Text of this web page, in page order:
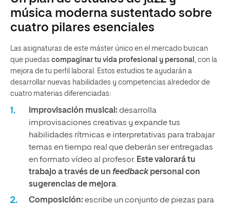
música moderna sustentado sobre
cuatro pilares esenciales
Las asignaturas de este máster único en el mercado buscan
que puedas compaginar tu vida profesional y personal , con la
mejora de tu perfil laboral. Estos estudios te ayudarán a
desarrollar nuevas habilidades y competencias alrededor de
cuatro materias diferenciadas:
Improvisación musical: desarrolla
improvisaciones creativas y expande tus
habilidades rítmicas e interpretativas para trabajar
temas en tiempo real que deberán ser entregadas
en formato vídeo al profesor. Este valorará tu
trabajo a través de un feedbackpersonal con
sugerencias de mejora.
Composición: escribe un conjunto de piezas para